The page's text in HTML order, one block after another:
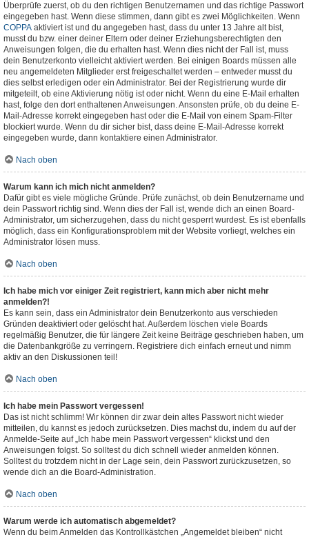
Überprüfe zuerst, ob du den richtigen Benutzernamen und das richtige Passwort
eingegeben hast. Wenn diese stimmen, dann gibt es zwei Möglichkeiten. Wenn
COPPA aktiviert ist und du angegeben hast, dass du unter 13 Jahre alt bist,
musst du bzw. einer deiner Eltern oder deiner Erziehungsberechtigten den
Anweisungen folgen, die du erhalten hast. Wenn dies nicht der Fall ist, muss
dein Benutzerkonto vielleicht aktiviert werden. Bei einigen Boards müssen alle
neu angemeldeten Mitglieder erst freigeschaltet werden – entweder musst du
dies selbst erledigen oder ein Administrator. Bei der Registrierung wurde dir
mitgeteilt, ob eine Aktivierung nötig ist oder nicht. Wenn du eine E-Mail erhalten
hast, folge den dort enthaltenen Anweisungen. Ansonsten prüfe, ob du deine E-
Mail-Adresse korrekt eingegeben hast oder die E-Mail von einem Spam-Filter
blockiert wurde. Wenn du dir sicher bist, dass deine E-Mail-Adresse korrekt
eingegeben wurde, dann kontaktiere einen Administrator.
Nach oben
Warum kann ich mich nicht anmelden?
Dafür gibt es viele mögliche Gründe. Prüfe zunächst, ob dein Benutzername und
dein Passwort richtig sind. Wenn dies der Fall ist, wende dich an einen Board-
Administrator, um sicherzugehen, dass du nicht gesperrt wurdest. Es ist ebenfalls
möglich, dass ein Konfigurationsproblem mit der Website vorliegt, welches ein
Administrator lösen muss.
Nach oben
Ich habe mich vor einiger Zeit registriert, kann mich aber nicht mehr
anmelden?!
Es kann sein, dass ein Administrator dein Benutzerkonto aus verschieden
Gründen deaktiviert oder gelöscht hat. Außerdem löschen viele Boards
regelmäßig Benutzer, die für längere Zeit keine Beiträge geschrieben haben, um
die Datenbankgröße zu verringern. Registriere dich einfach erneut und nimm
aktiv an den Diskussionen teil!
Nach oben
Ich habe mein Passwort vergessen!
Das ist nicht schlimm! Wir können dir zwar dein altes Passwort nicht wieder
mitteilen, du kannst es jedoch zurücksetzen. Dies machst du, indem du auf der
Anmelde-Seite auf „Ich habe mein Passwort vergessen“ klickst und den
Anweisungen folgst. So solltest du dich schnell wieder anmelden können.
Solltest du trotzdem nicht in der Lage sein, dein Passwort zurückzusetzen, so
wende dich an die Board-Administration.
Nach oben
Warum werde ich automatisch abgemeldet?
Wenn du beim Anmelden das Kontrollkästchen „Angemeldet bleiben“ nicht